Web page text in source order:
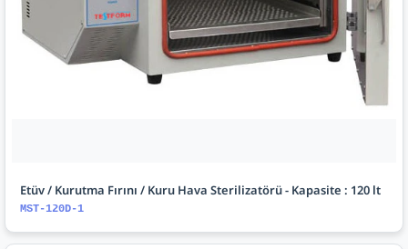
Etüv / Kurutma Fırını / Kuru Hava Sterilizatörü - Kapasite : 120 lt
MST-120D-1